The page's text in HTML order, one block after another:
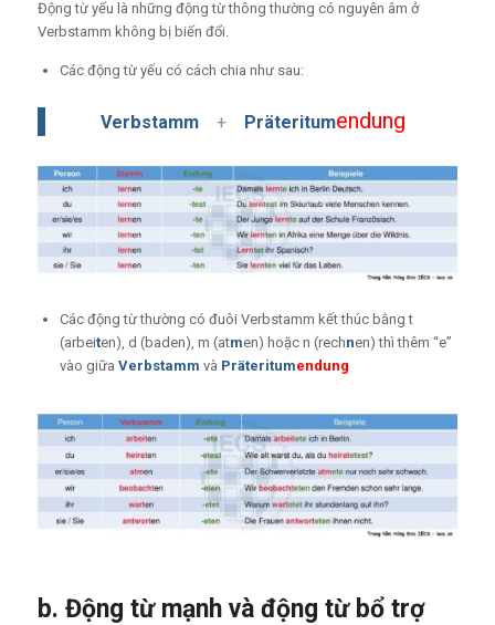
Động từ yếu là những động từ thông thường có nguyên âm ở
Verbstamm không bị biến đổi.
Các động từ yếu có cách chia như sau:
Verbstamm + Präteritumendung
Các động từ thường có đuôi Verbstamm kết thúc bằng t
(arbeiten), d (baden), m (atmen) hoặc n (rechnen) thì thêm “e”
vào giữa Verbstamm và Präteritumendung
b. Động từ mạnh và động từ bổ trợ